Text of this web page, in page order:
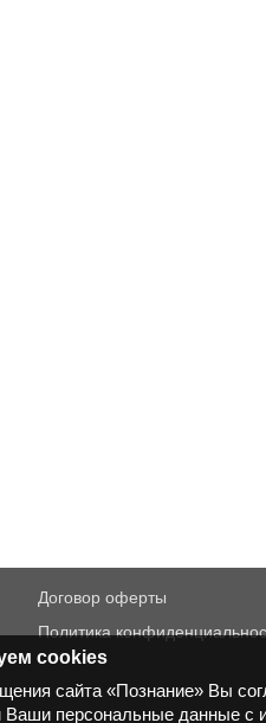
cookies
сайта «Познание» Вы
персональные данные с
Договор оферты
Политика